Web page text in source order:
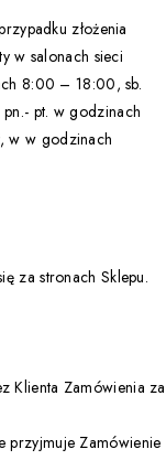
złożenia
w salonach sieci
8:00 – 18:00, sb.
pt. w godzinach
w w godzinach
za stronach Sklepu.
Klienta Zamówienia za
przyjmuje Zamówienie